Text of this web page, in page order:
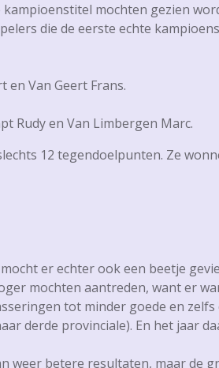
mochten gezien
die de eerste echte
en Van Geert Frans.
Rudy en Van Limbergen Marc.
12 tegendoelpunten. Ze
er echter ook een beetje
mochten aantreden, want er
tot minder goede en zelfs
derde provinciale). En het jaar
weer betere resultaten, maar de